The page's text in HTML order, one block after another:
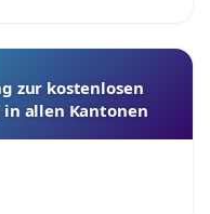
zur kostenlosen
allen Kantonen